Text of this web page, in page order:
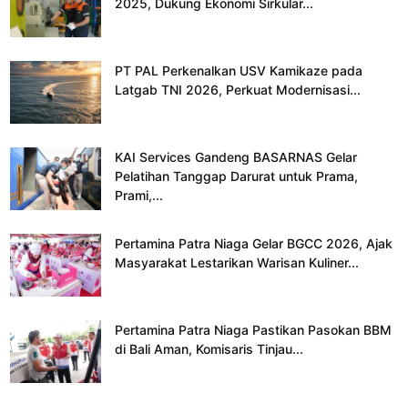
2025, Dukung Ekonomi Sirkular...
PT PAL Perkenalkan USV Kamikaze pada
Latgab TNI 2026, Perkuat Modernisasi...
KAI Services Gandeng BASARNAS Gelar
Pelatihan Tanggap Darurat untuk Prama,
Prami,...
Pertamina Patra Niaga Gelar BGCC 2026, Ajak
Masyarakat Lestarikan Warisan Kuliner...
Pertamina Patra Niaga Pastikan Pasokan BBM
di Bali Aman, Komisaris Tinjau...